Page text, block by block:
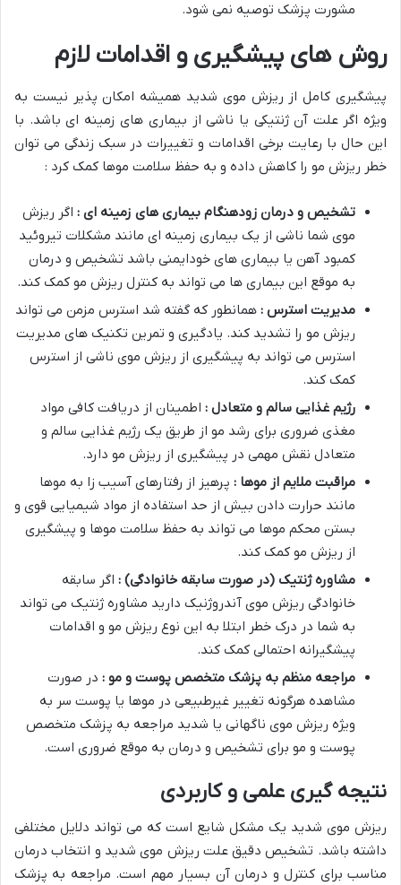
مشورت پزشک توصیه نمی شود.
روش های پیشگیری و اقدامات لازم
پیشگیری کامل از ریزش موی شدید همیشه امکان پذیر نیست به
ویژه اگر علت آن ژنتیکی یا ناشی از بیماری های زمینه ای باشد. با
این حال با رعایت برخی اقدامات و تغییرات در سبک زندگی می توان
خطر ریزش مو را کاهش داده و به حفظ سلامت موها کمک کرد :
تشخیص و درمان زودهنگام بیماری های زمینه ای : اگر ریزش
موی شما ناشی از یک بیماری زمینه ای مانند مشکلات تیروئید
کمبود آهن یا بیماری های خودایمنی باشد تشخیص و درمان
به موقع این بیماری ها می تواند به کنترل ریزش مو کمک کند.
مدیریت استرس : همانطور که گفته شد استرس مزمن می تواند
ریزش مو را تشدید کند. یادگیری و تمرین تکنیک های مدیریت
استرس می تواند به پیشگیری از ریزش موی ناشی از استرس
کمک کند.
رژیم غذایی سالم و متعادل : اطمینان از دریافت کافی مواد
مغذی ضروری برای رشد مو از طریق یک رژیم غذایی سالم و
متعادل نقش مهمی در پیشگیری از ریزش مو دارد.
مراقبت ملایم از موها : پرهیز از رفتارهای آسیب زا به موها
مانند حرارت دادن بیش از حد استفاده از مواد شیمیایی قوی و
بستن محکم موها می تواند به حفظ سلامت موها و پیشگیری
از ریزش مو کمک کند.
مشاوره ژنتیک (در صورت سابقه خانوادگی) : اگر سابقه
خانوادگی ریزش موی آندروژنیک دارید مشاوره ژنتیک می تواند
به شما در درک خطر ابتلا به این نوع ریزش مو و اقدامات
پیشگیرانه احتمالی کمک کند.
مراجعه منظم به پزشک متخصص پوست و مو : در صورت
مشاهده هرگونه تغییر غیرطبیعی در موها یا پوست سر به
ویژه ریزش موی ناگهانی یا شدید مراجعه به پزشک متخصص
پوست و مو برای تشخیص و درمان به موقع ضروری است.
نتیجه گیری علمی و کاربردی
ریزش موی شدید یک مشکل شایع است که می تواند دلایل مختلفی
داشته باشد. تشخیص دقیق علت ریزش موی شدید و انتخاب درمان
مناسب برای کنترل و درمان آن بسیار مهم است. مراجعه به پزشک